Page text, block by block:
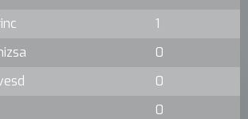
1
0
0
0